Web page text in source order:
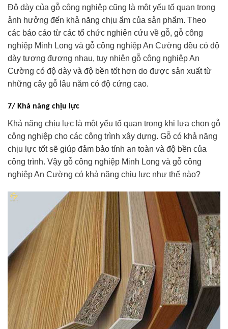
Độ dày của gỗ công nghiệp cũng là một yếu tố quan trọng
ảnh hưởng đến khả năng chịu ẩm của sản phẩm. Theo
các báo cáo từ các tổ chức nghiên cứu về gỗ, gỗ công
nghiệp Minh Long và gỗ công nghiệp An Cường đều có độ
dày tương đương nhau, tuy nhiên gỗ công nghiệp An
Cường có độ dày và độ bền tốt hơn do được sản xuất từ
những cây gỗ lâu năm có độ cứng cao.
7/ Khả năng chịu lực
Khả năng chịu lực là một yếu tố quan trọng khi lựa chọn gỗ
công nghiệp cho các công trình xây dựng. Gỗ có khả năng
chịu lực tốt sẽ giúp đảm bảo tính an toàn và độ bền của
công trình. Vậy gỗ công nghiệp Minh Long và gỗ công
nghiệp An Cường có khả năng chịu lực như thế nào?